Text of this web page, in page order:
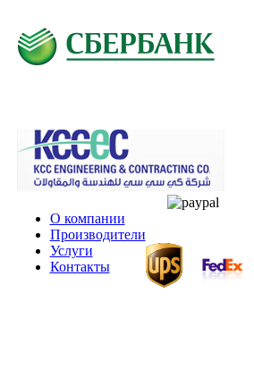
О компании
Производители
Услуги
Контакты